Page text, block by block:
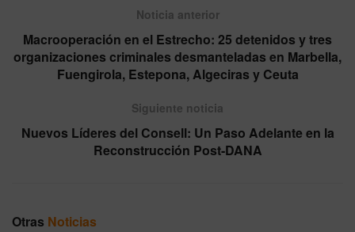
Noticia anterior
Macrooperación en el Estrecho: 25 detenidos y tres
organizaciones criminales desmanteladas en Marbella,
Fuengirola, Estepona, Algeciras y Ceuta
Siguiente noticia
Nuevos Líderes del Consell: Un Paso Adelante en la
Reconstrucción Post-DANA
Otras Noticias